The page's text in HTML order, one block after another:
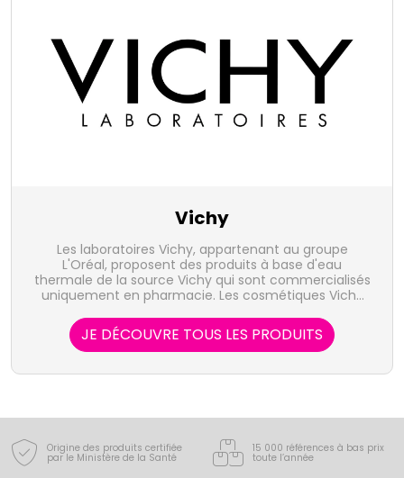
Vichy
Les laboratoires Vichy, appartenant au groupe
L'Oréal, proposent des produits à base d'eau
thermale de la source Vichy qui sont commercialisés
uniquement en pharmacie. Les cosmétiques Vichy
cheveux tels que Liftactiv, Capital Soleil, Normaderm
ou Dermablend sont destinés aux hommes, femmes
et enfants.
JE DÉCOUVRE TOUS LES PRODUITS
Origine des produits certifiée
par le Ministère de la Santé
15 000 références à bas prix
toute l’année